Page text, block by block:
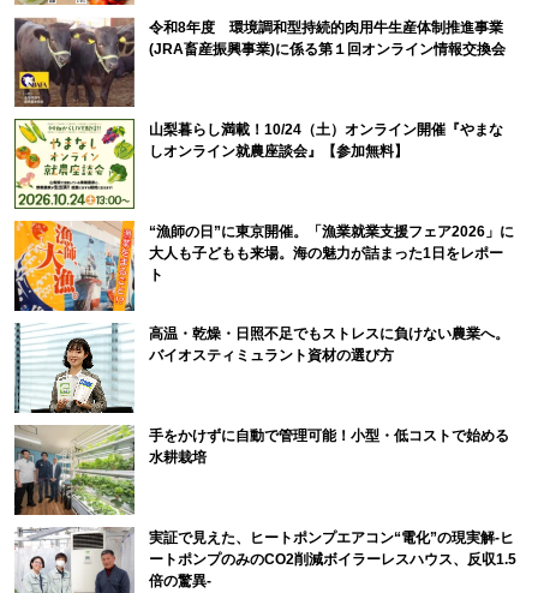
令和8年度 環境調和型持続的肉用牛生産体制推進事業
(JRA畜産振興事業)に係る第１回オンライン情報交換会
山梨暮らし満載！10/24（土）オンライン開催『やまな
しオンライン就農座談会』【参加無料】
“漁師の日”に東京開催。「漁業就業支援フェア2026」に
大人も子どもも来場。海の魅力が詰まった1日をレポー
ト
高温・乾燥・日照不足でもストレスに負けない農業へ。
バイオスティミュラント資材の選び方
手をかけずに自動で管理可能！小型・低コストで始める
水耕栽培
実証で見えた、ヒートポンプエアコン“電化”の現実解-ヒ
ートポンプのみのCO2削減ボイラーレスハウス、反収1.5
倍の驚異-